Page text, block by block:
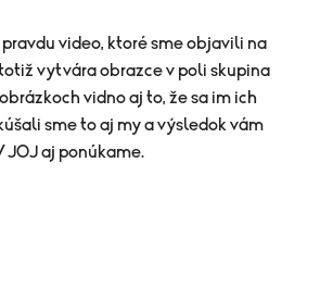
video, ktoré sme objavili na
vytvára obrazce v poli skupina
vidno aj to, že sa im ich
sme to aj my a výsledok vám
JOJ aj ponúkame.